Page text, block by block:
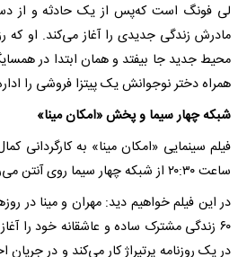
لی فونگ است که‌پس از یک حادثه‌ و از
مادرش زندگی جدیدی را آغاز می‌کند. او
محیط جدید جا بیفتد و همان ابتدا در
همراه‌ دختر نوجوانش یک پیتزا فروشی را
شبکه‌ چهار سیما و پخش «امکان مینا»
‌ساعت ۲۰:۳۰ از شبکه‌ چهار سیما روی آنتن می‌رود.
در این فیلم خواهیم دید: مهران و مینا در
۶۰ زندگی مشترک ساده‌ و عاشقانه‌ خود را
در یک روزنامه‌ پرتیراژ کار می‌کند و در